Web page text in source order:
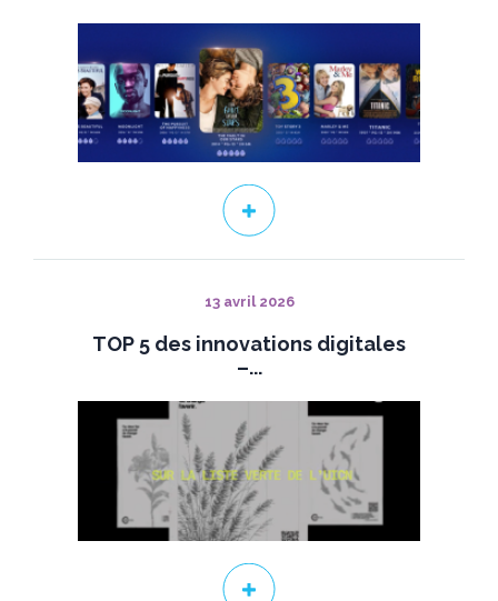
13 avril 2026
TOP 5 des innovations digitales
–...